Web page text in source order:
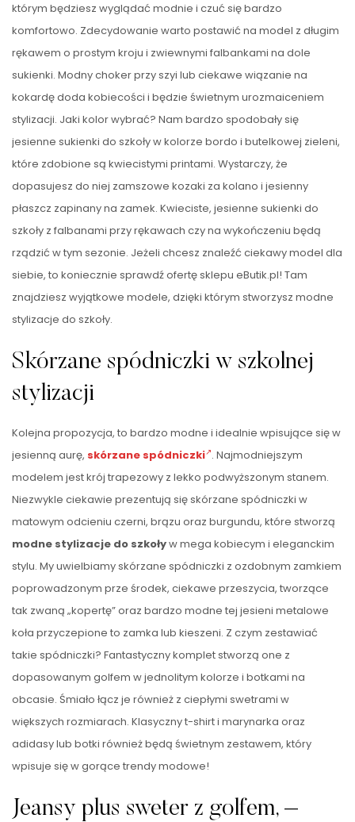
którym będziesz wyglądać modnie i czuć się bardzo
komfortowo. Zdecydowanie warto postawić na model z długim
rękawem o prostym kroju i zwiewnymi falbankami na dole
sukienki. Modny choker przy szyi lub ciekawe wiązanie na
kokardę doda kobiecości i będzie świetnym urozmaiceniem
stylizacji. Jaki kolor wybrać? Nam bardzo spodobały się
jesienne sukienki do szkoły w kolorze bordo i butelkowej zieleni,
które zdobione są kwiecistymi printami. Wystarczy, że
dopasujesz do niej zamszowe kozaki za kolano i jesienny
płaszcz zapinany na zamek. Kwieciste, jesienne sukienki do
szkoły z falbanami przy rękawach czy na wykończeniu będą
rządzić w tym sezonie. Jeżeli chcesz znaleźć ciekawy model dla
siebie, to koniecznie sprawdź ofertę sklepu eButik.pl! Tam
znajdziesz wyjątkowe modele, dzięki którym stworzysz modne
stylizacje do szkoły.
Skórzane spódniczki w szkolnej
stylizacji
Kolejna propozycja, to bardzo modne i idealnie wpisujące się w
jesienną aurę, skórzane spódniczki . Najmodniejszym
modelem jest krój trapezowy z lekko podwyższonym stanem.
Niezwykle ciekawie prezentują się skórzane spódniczki w
matowym odcieniu czerni, brązu oraz burgundu, które stworzą
modne stylizacje do szkoływ mega kobiecym i eleganckim
stylu. My uwielbiamy skórzane spódniczki z ozdobnym zamkiem
poprowadzonym prze środek, ciekawe przeszycia, tworzące
tak zwaną „kopertę” oraz bardzo modne tej jesieni metalowe
koła przyczepione to zamka lub kieszeni. Z czym zestawiać
takie spódniczki? Fantastyczny komplet stworzą one z
dopasowanym golfem w jednolitym kolorze i botkami na
obcasie. Śmiało łącz je również z ciepłymi swetrami w
większych rozmiarach. Klasyczny t-shirt i marynarka oraz
adidasy lub botki również będą świetnym zestawem, który
wpisuje się w gorące trendy modowe!
Jeansy plus sweter z golfem, –